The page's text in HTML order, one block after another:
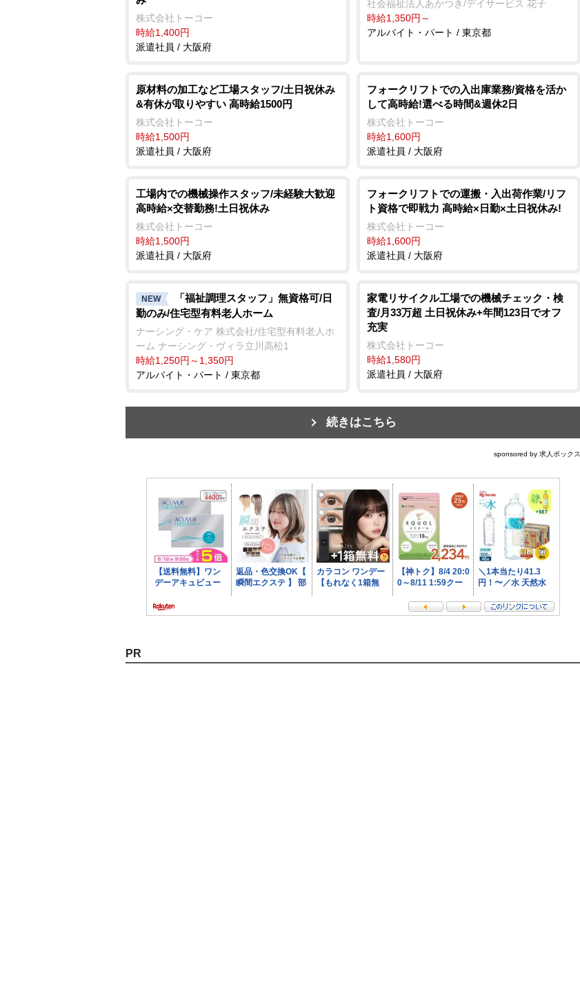
株式会社トーコー
時給1,400円
派遣社員 / 大阪府
社会福祉法人あかつき/デイサービス 花子
時給1,350円～
アルバイト・パート / 東京都
原材料の加工など工場スタッフ/土日祝休み
&有休が取りやすい 高時給1500円
株式会社トーコー
時給1,500円
派遣社員 / 大阪府
フォークリフトでの入出庫業務/資格を活か
して高時給!選べる時間&週休2日
株式会社トーコー
時給1,600円
派遣社員 / 大阪府
工場内での機械操作スタッフ/未経験大歓迎
高時給×交替勤務!土日祝休み
株式会社トーコー
時給1,500円
派遣社員 / 大阪府
フォークリフトでの運搬・入出荷作業/リフ
ト資格で即戦力 高時給×日勤×土日祝休み!
株式会社トーコー
時給1,600円
派遣社員 / 大阪府
NEW
「福祉調理スタッフ」無資格可/日
勤のみ/住宅型有料老人ホーム
ナーシング・ケア 株式会社/住宅型有料老人ホ
ーム ナーシング・ヴィラ立川高松1
時給1,250円～1,350円
アルバイト・パート / 東京都
家電リサイクル工場での機械チェック・検
査/月33万超 土日祝休み+年間123日でオフ
充実
株式会社トーコー
時給1,580円
派遣社員 / 大阪府
続きはこちら
sponsored by 求人ボックス
PR